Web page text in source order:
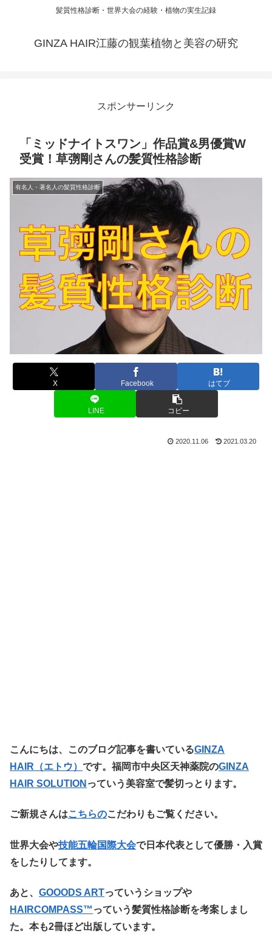
髪質性格診断・世界大会の経験・植物の実生記録
GINZA HAIR江藤の観葉植物と美容の研究
スポンサーリンク
「ミッドナイトスワン」作品賞&男優賞W
受賞！草彅剛さんの髪質性格診断
有名人・著名人の髪質性格診断
X Facebook はてブ
LINE コピー
2020.11.06 2021.03.20
こ んにちは、このブログ記事を書いているGINZA
HAIR（エトウ） です。福岡市中央区天神薬院のGINZA
HAIR SOLUTION っていう美容室で髪切っとります。
ご新規さんはこちらのこだわりもご覧ください。
世界大会や技能五輪国際大会で日本代表として優勝・入賞
をしたりしてます。
あと、 GOOODS ARTっていうショップや
HAIRCOMPASS™️ っていう髪質性格診断を考案しまし
た。本も2冊ほど出版しています。